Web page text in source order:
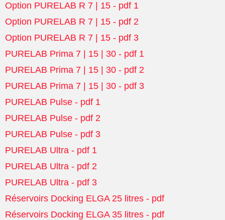
Option PURELAB R 7 | 15 - pdf 1
Option PURELAB R 7 | 15 - pdf 2
Option PURELAB R 7 | 15 - pdf 3
PURELAB Prima 7 | 15 | 30 - pdf 1
PURELAB Prima 7 | 15 | 30 - pdf 2
PURELAB Prima 7 | 15 | 30 - pdf 3
PURELAB Pulse - pdf 1
PURELAB Pulse - pdf 2
PURELAB Pulse - pdf 3
PURELAB Ultra - pdf 1
PURELAB Ultra - pdf 2
PURELAB Ultra - pdf 3
Réservoirs Docking ELGA 25 litres - pdf
Réservoirs Docking ELGA 35 litres - pdf